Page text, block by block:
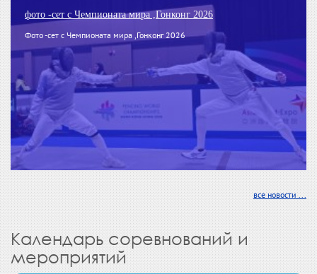
фото -сет с Чемпионата мира ,Гонконг 2026
Фото -сет с Чемпионата мира ,Гонконг 2026
все новости ...
Календарь соревнований и
мероприятий